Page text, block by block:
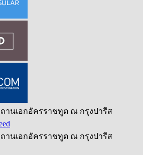
านเอกอัครราชทูต ณ กรุงปารีส
านเอกอัครราชทูต ณ กรุงปารีส